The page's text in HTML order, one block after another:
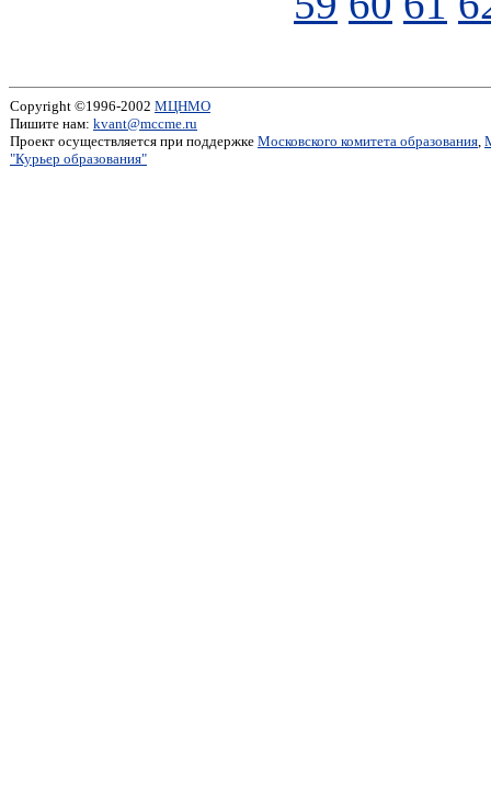
Copyright ©1996-2002 МЦНМО
Пишите нам: kvant@mccme.ru
Проект осуществляется при поддержке Московского комитета образования,
"Курьер образования"